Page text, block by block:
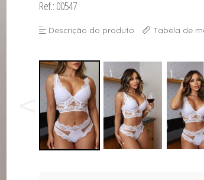
Ref.: 00547
Descrição do produto Tabela de